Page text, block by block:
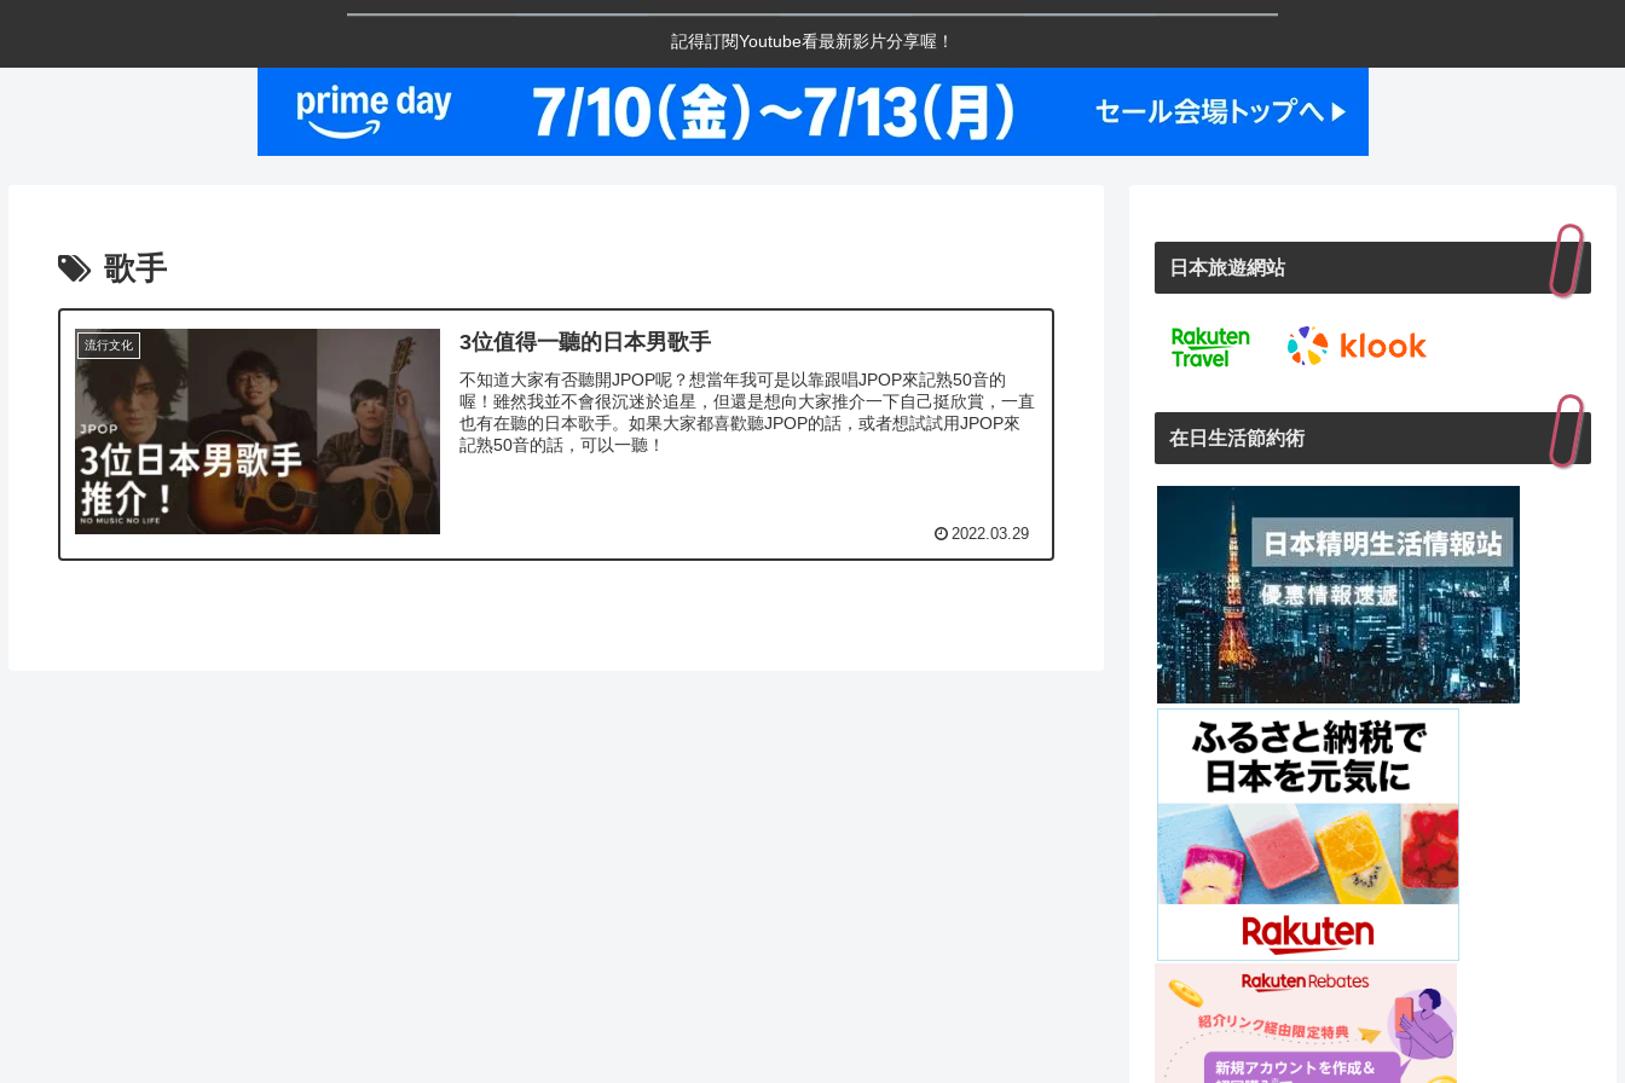
記得訂閱Youtube看最新影片分享喔！
歌手
流行文化 3位值得一聽的日本男歌手
不知道大家有否聽開JPOP呢？想當年我可是以靠跟唱JPOP來記熟50音的
喔！雖然我並不會很沉迷於追星，但還是想向大家推介一下自己挺欣賞，一直
也有在聽的日本歌手。如果大家都喜歡聽JPOP的話，或者想試試用JPOP來
記熟50音的話，可以一聽！
2022.03.29
日本旅遊網站
在日生活節約術